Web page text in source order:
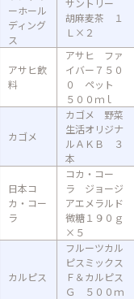
ーホール
ディング
ス
サントリー
胡麻麦茶 １
Ｌ×２
アサヒ飲
料
アサヒ ファ
イバー７５０
０ ペット
５００ｍｌ
カゴメ
カゴメ 野菜
生活オリジナ
ルＡＫＢ ３
本
日本コ
カ・コー
ラ
コカ・コー
ラ ジョージ
アエメラルド
微糖１９０ｇ
×５
カルピス
フルーツカル
ピスミックス
Ｆ＆カルピス
Ｇ ５００ｍ